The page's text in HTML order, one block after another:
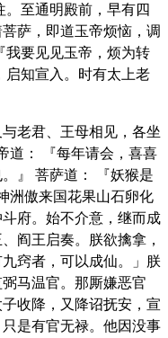
至通明殿前，早有四
萨，即道玉帝烦恼，调
我要见见玉帝，烦为转
启知宣入。时有太上老
老君、王母相见，各坐
道： 『每年请会，喜喜
』 菩萨道： 『妖猴是
洲傲来国花果山石卵化
府。始不介意，继而成
阎王启奏。朕欲擒拿，
窍者，可以成仙。」朕
马温官。那厮嫌恶官
收降，又降诏抚安，宣
是有官无禄。他因没事